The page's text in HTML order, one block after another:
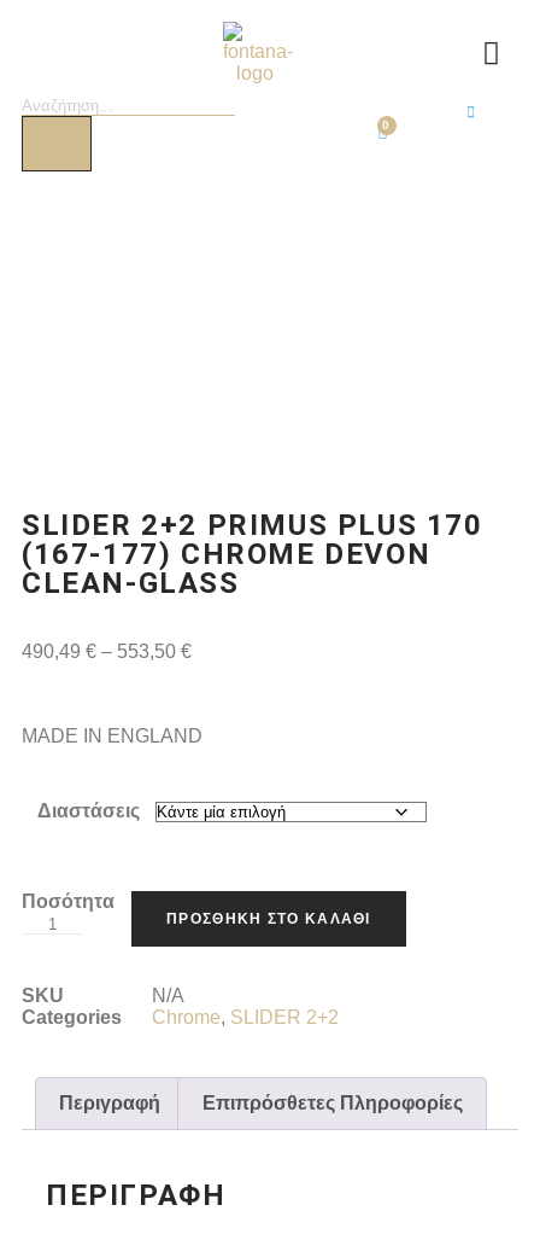
0
SLIDER 2+2 PRIMUS PLUS 170
(167-177) CHROME DEVON
CLEAN-GLASS
490,49 € – 553,50 €
MADE IN ENGLAND
Διαστάσεις
Ποσότητα
ΠΡΟΣΘΉΚΗ ΣΤΟ ΚΑΛΆΘΙ
SKU
N/A
Categories
Chrome, SLIDER 2+2
Περιγραφή Επιπρόσθετες Πληροφορίες
ΠΕΡΙΓΡΑΦΉ